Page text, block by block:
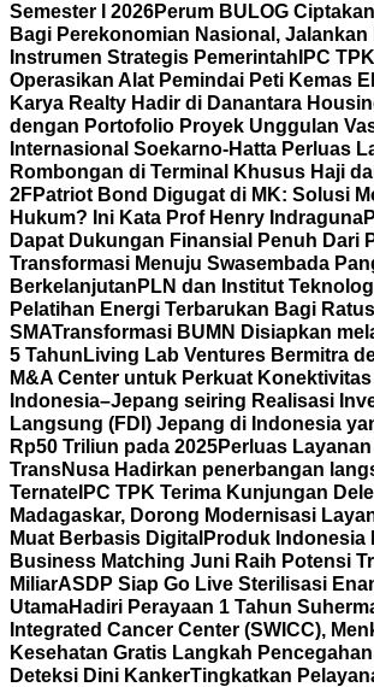
Semester I 2026Perum BULOG
Bagi Perekonomian Nasional, Jalankan
Instrumen Strategis Pemerintah IPC
Operasikan Alat Pemindai Peti Kemas
Karya Realty Hadir di Danantara
dengan Portofolio Proyek Unggulan
Internasional Soekarno-Hatta Perluas
Rombongan di Terminal Khusus Haji
2FPatriot Bond Digugat di MK: Solusi
Hukum? Ini Kata Prof Henry Indraguna
Dapat Dukungan Finansial Penuh Dari
Transformasi Menuju Swasembada
Berkelanjutan PLN dan Institut
Pelatihan Energi Terbarukan Bagi
SMATransformasi BUMN Disiapkan
5 Tahun Living Lab Ventures Bermitra
M&A Center untuk Perkuat
Indonesia–Jepang seiring Realisasi
Langsung (FDI) Jepang di Indonesia
Rp50 Triliun pada 2025Perluas
TransNusa Hadirkan penerbangan
Ternate IPC TPK Terima Kunjungan
Madagaskar, Dorong Modernisasi
Muat Berbasis Digital Produk Indonesia
Business Matching Juni Raih Potensi
MiliarASDP Siap Go Live Sterilisasi
UtamaHadiri Perayaan 1 Tahun
Integrated Cancer Center (SWICC),
Kesehatan Gratis Langkah
Deteksi Dini KankerTingkatkan